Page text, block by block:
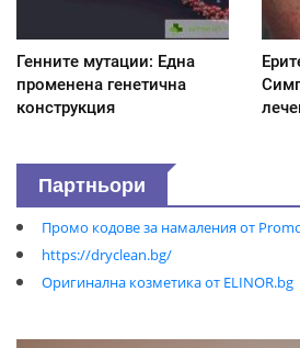
Генните мутации: Една
променена генетична
конструкция
Партньори
Промо кодове за намаления от
https://dryclean.bg/
Оригинална козметика от ELINOR.bg